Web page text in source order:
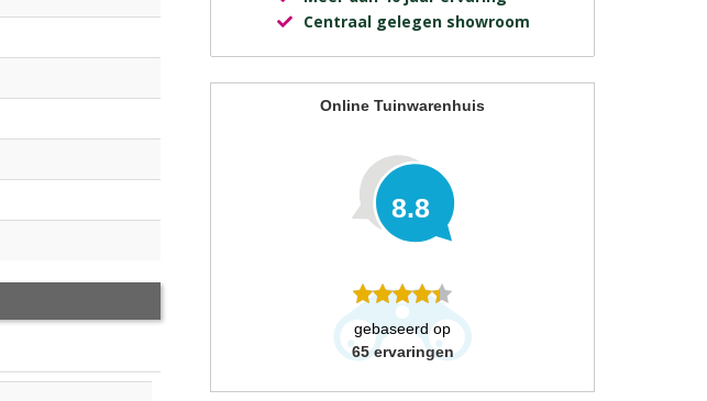
Centraal gelegen showroom
Online Tuinwarenhuis
8.8
gebaseerd op
65 ervaringen